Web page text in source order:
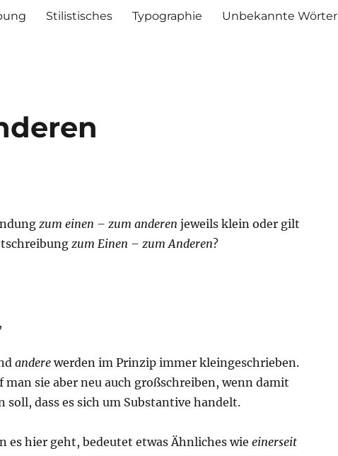
Stilistisches Typographie Unbekannte Wörter
zum einen – zum anderen jeweils klein oder gilt
zum Einen – zum Anderen?
anderewerden im Prinzip immer kleingeschrieben.
man sie aber neu auch großschreiben, wenn damit
dass es sich um Substantive handelt.
es hier geht, bedeutet etwas Ähnliches wie einerseit